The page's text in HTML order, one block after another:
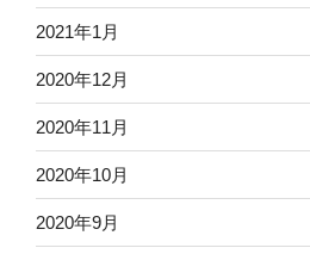
2021年1月
2020年12月
2020年11月
2020年10月
2020年9月